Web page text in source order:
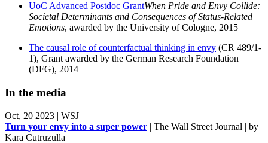
UoC Advanced Postdoc GrantWhen Pride and Envy Collide:
Societal Determinants and Consequences of Status-Related
Emotions, awarded by the University of Cologne, 2015
The causal role of counterfactual thinking in envy (CR 489/1-
1), Grant awarded by the German Research Foundation
(DFG), 2014
In the media
Oct, 20 2023 | WSJ
Turn your envy into a super power | The Wall Street Journal | by
Kara Cutruzulla